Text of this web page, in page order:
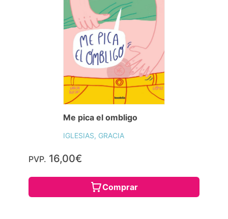
Me pica el ombligo
IGLESIAS, GRACIA
PVP. 16,00€
Comprar